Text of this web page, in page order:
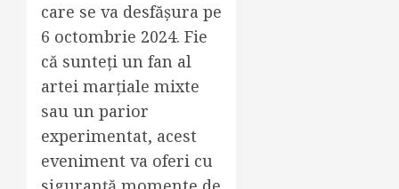
care se va desfășura pe
6 octombrie 2024. Fie
că sunteți un fan al
artei marțiale mixte
sau un parior
experimentat, acest
eveniment va oferi cu